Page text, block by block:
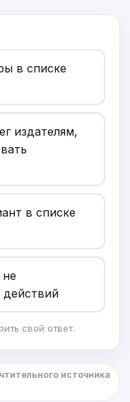
в списке
издателям,
в списке
свой ответ.
источника